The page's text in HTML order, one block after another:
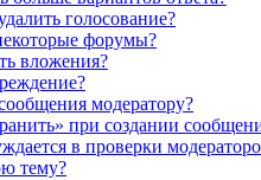
голосование?
форумы?
вложения?
модератору?
при создании
в проверки
тему?